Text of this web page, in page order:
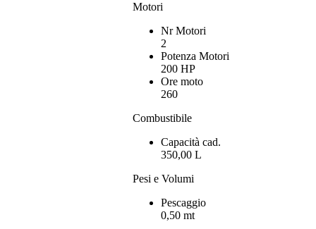
Motori
Nr Motori
2
Potenza Motori
200 HP
Ore moto
260
Combustibile
Capacità cad.
350,00 L
Pesi e Volumi
Pescaggio
0,50 mt